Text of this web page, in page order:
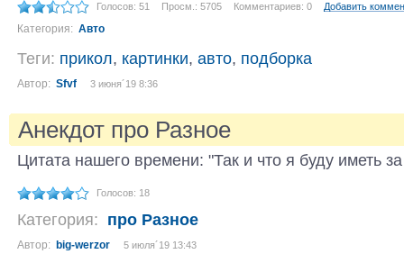
Голосов: 51 Просм.: 5705 Комментариев: 0 Добавить
Категория: Авто
Теги: прикол, картинки, авто, подборка
Автор: Sfvf 3 июня´19 8:36
Анекдот про Разное
Цитата нашего времени: "Так и что я буду иметь
Голосов: 18
Категория: про Разное
Автор: big-werzor 5 июля´19 13:43